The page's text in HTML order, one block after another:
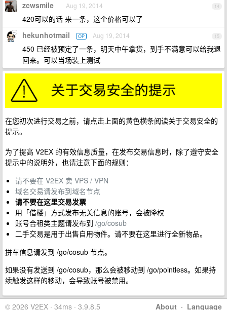
14
zcwsmile Aug 19, 2014
420可以的话 来一条，这个价格可以了
15
hekunhotmail OP Aug 19, 2014
450 已经被预定了一条，明天中午拿货，到手不满意可以给我退
回来。可以当场装上测试
在您初次进行交易之前，请点击上面的黄色横条阅读关于交易安全的
提示。
为了提高 V2EX 的有效信息质量，在发布交易信息时，除了遵守安全
提示中的说明外，也请注意下面的规则：
请不要在 V2EX 卖 VPS / VPN
域名交易请发布到域名节点
请不要在这里交易发票
用「借楼」方式发布无关信息的账号，会被降权
账号合租类主题请发布到 /go/cosub
二手交易是用于出售自用物件。请不要在这里进行全新物品。
拼车信息请发到 /go/cosub 节点。
如果没有发送到 /go/cosub，那么会被移动到 /go/pointless。如果持
续触发这样的移动，会导致账号被禁用。
About · Language
© 2026 V2EX · 34ms · 3.9.8.5